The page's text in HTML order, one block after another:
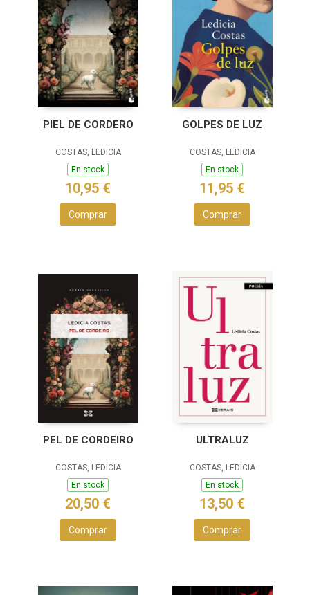
PIEL DE CORDERO
COSTAS, LEDICIA
En stock
10,95 €
Comprar
GOLPES DE LUZ
COSTAS, LEDICIA
En stock
11,95 €
Comprar
PEL DE CORDEIRO
COSTAS, LEDICIA
En stock
20,50 €
Comprar
ULTRALUZ
COSTAS, LEDICIA
En stock
13,50 €
Comprar